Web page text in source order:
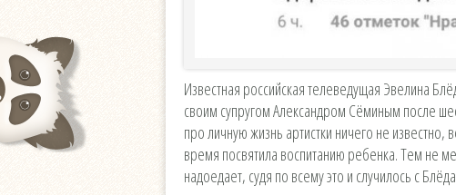
Известная российская телеведущая Эвелина
своим супругом Александром Сёминым после
про личную жизнь артистки ничего не
время посвятила воспитанию ребенка. Тем не
надоедает, судя по всему это и случилось с